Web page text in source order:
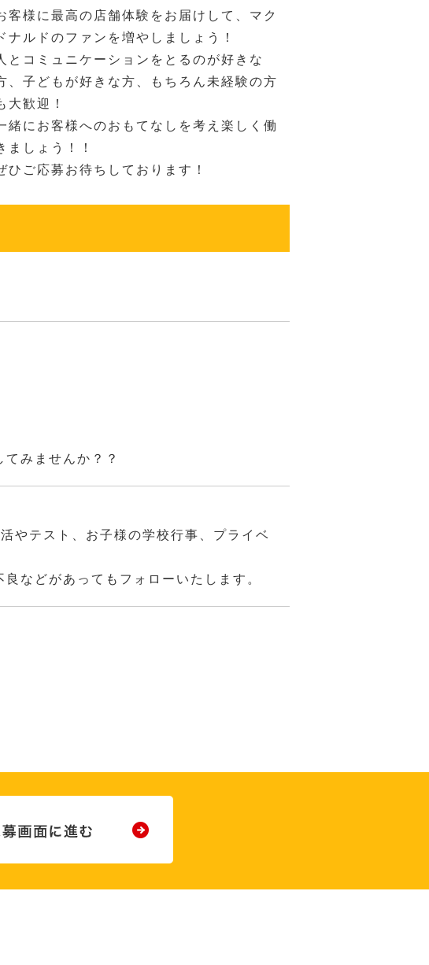
客様に最高の店舗体験をお届けして、マク
ナルドのファンを増やしましょう！
とコミュニケーションをとるのが好きな
、子どもが好きな方、もちろん未経験の方
大歓迎！
緒にお客様へのおもてなしを考え楽しく働
ましょう！！
ひご応募お待ちしております！
みませんか？？
やテスト、お子様の学校行事、プライベ
などがあってもフォローいたします。